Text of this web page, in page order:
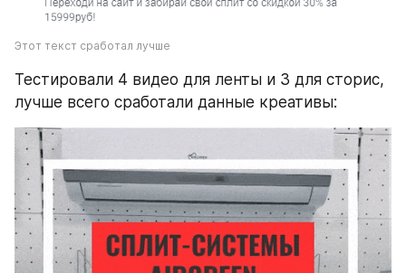
Этот текст сработал лучше
Тестировали 4 видео для ленты и 3 для сторис,
лучше всего сработали данные креативы: